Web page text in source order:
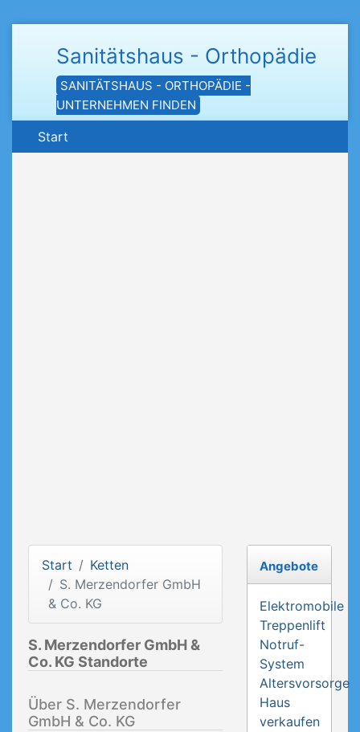
Sanitätshaus - Orthopädie
SANITÄTSHAUS - ORTHOPÄDIE -
UNTERNEHMEN FINDEN
Start
Start
Ketten
S. Merzendorfer GmbH
& Co. KG
S. Merzendorfer GmbH &
Co. KG Standorte
Über S. Merzendorfer
GmbH & Co. KG
Angebote
Elektromobile
Treppenlift
Notruf-
System
Altersvorsorge
Haus
verkaufen